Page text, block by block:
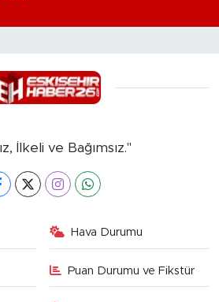
İlkeli ve Bağımsız."
Hava Durumu
Puan Durumu ve Fikstür